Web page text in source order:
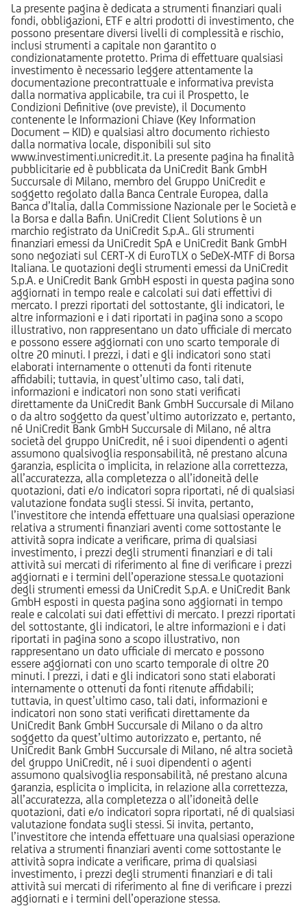
La presente pagina è dedicata a strumenti finanziari quali
fondi, obbligazioni, ETF e altri prodotti di investimento, che
possono presentare diversi livelli di complessità e rischio,
inclusi strumenti a capitale non garantito o
condizionatamente protetto. Prima di effettuare qualsiasi
investimento è necessario leggere attentamente la
documentazione precontrattuale e informativa prevista
dalla normativa applicabile, tra cui il Prospetto, le
Condizioni Definitive (ove previste), il Documento
contenente le Informazioni Chiave (Key Information
Document – KID) e qualsiasi altro documento richiesto
dalla normativa locale, disponibili sul sito
www.investimenti.unicredit.it. La presente pagina ha finalità
pubblicitarie ed è pubblicata da UniCredit Bank GmbH
Succursale di Milano, membro del Gruppo UniCredit e
soggetto regolato dalla Banca Centrale Europea, dalla
Banca d’Italia, dalla Commissione Nazionale per le Società e
la Borsa e dalla Bafin. UniCredit Client Solutions è un
marchio registrato da UniCredit S.p.A.. Gli strumenti
finanziari emessi da UniCredit SpA e UniCredit Bank GmbH
sono negoziati sul CERT-X di EuroTLX o SeDeX-MTF di Borsa
Italiana. Le quotazioni degli strumenti emessi da UniCredit
S.p.A. e UniCredit Bank GmbH esposti in questa pagina sono
aggiornati in tempo reale e calcolati sui dati effettivi di
mercato. I prezzi riportati del sottostante, gli indicatori, le
altre informazioni e i dati riportati in pagina sono a scopo
illustrativo, non rappresentano un dato ufficiale di mercato
e possono essere aggiornati con uno scarto temporale di
oltre 20 minuti. I prezzi, i dati e gli indicatori sono stati
elaborati internamente o ottenuti da fonti ritenute
affidabili; tuttavia, in quest’ultimo caso, tali dati,
informazioni e indicatori non sono stati verificati
direttamente da UniCredit Bank GmbH Succursale di Milano
o da altro soggetto da quest’ultimo autorizzato e, pertanto,
né UniCredit Bank GmbH Succursale di Milano, né altra
società del gruppo UniCredit, né i suoi dipendenti o agenti
assumono qualsivoglia responsabilità, né prestano alcuna
garanzia, esplicita o implicita, in relazione alla correttezza,
all’accuratezza, alla completezza o all’idoneità delle
quotazioni, dati e/o indicatori sopra riportati, né di qualsiasi
valutazione fondata sugli stessi. Si invita, pertanto,
l’investitore che intenda effettuare una qualsiasi operazione
relativa a strumenti finanziari aventi come sottostante le
attività sopra indicate a verificare, prima di qualsiasi
investimento, i prezzi degli strumenti finanziari e di tali
attività sui mercati di riferimento al fine di verificare i prezzi
aggiornati e i termini dell’operazione stessa.Le quotazioni
degli strumenti emessi da UniCredit S.p.A. e UniCredit Bank
GmbH esposti in questa pagina sono aggiornati in tempo
reale e calcolati sui dati effettivi di mercato. I prezzi riportati
del sottostante, gli indicatori, le altre informazioni e i dati
riportati in pagina sono a scopo illustrativo, non
rappresentano un dato ufficiale di mercato e possono
essere aggiornati con uno scarto temporale di oltre 20
minuti. I prezzi, i dati e gli indicatori sono stati elaborati
internamente o ottenuti da fonti ritenute affidabili;
tuttavia, in quest’ultimo caso, tali dati, informazioni e
indicatori non sono stati verificati direttamente da
UniCredit Bank GmbH Succursale di Milano o da altro
soggetto da quest’ultimo autorizzato e, pertanto, né
UniCredit Bank GmbH Succursale di Milano, né altra società
del gruppo UniCredit, né i suoi dipendenti o agenti
assumono qualsivoglia responsabilità, né prestano alcuna
garanzia, esplicita o implicita, in relazione alla correttezza,
all’accuratezza, alla completezza o all’idoneità delle
quotazioni, dati e/o indicatori sopra riportati, né di qualsiasi
valutazione fondata sugli stessi. Si invita, pertanto,
l’investitore che intenda effettuare una qualsiasi operazione
relativa a strumenti finanziari aventi come sottostante le
attività sopra indicate a verificare, prima di qualsiasi
investimento, i prezzi degli strumenti finanziari e di tali
attività sui mercati di riferimento al fine di verificare i prezzi
aggiornati e i termini dell’operazione stessa.